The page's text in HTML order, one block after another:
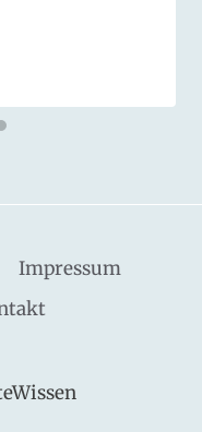
Impressum